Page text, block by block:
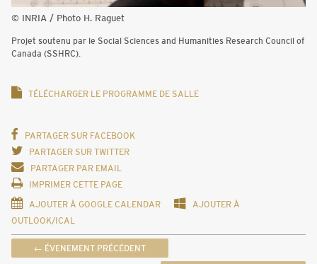
© INRIA / Photo H. Raguet
Projet soutenu par le Social Sciences and Humanities Research Council of
Canada (SSHRC).
TÉLÉCHARGER LE PROGRAMME DE SALLE
PARTAGER SUR FACEBOOK
PARTAGER SUR TWITTER
PARTAGER PAR EMAIL
IMPRIMER CETTE PAGE
AJOUTER À GOOGLE CALENDAR
AJOUTER À
OUTLOOK/ICAL
← ÉVENEMENT PRÉCÉDENT